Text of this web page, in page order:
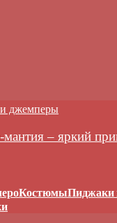
джемперы
– яркий
КостюмыПиджаки